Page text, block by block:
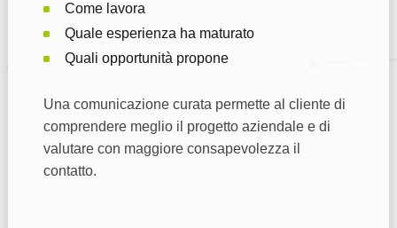
Come lavora
Quale esperienza ha maturato
Quali opportunità propone
Una comunicazione curata permette al cliente di
comprendere meglio il progetto aziendale e di
valutare con maggiore consapevolezza il
contatto.